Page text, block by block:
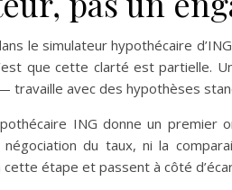
le simulateur hypothécaire
que cette clarté est partielle.
travaille avec des hypothèses
ING donne un premier
du taux, ni la
étape et passent à côté